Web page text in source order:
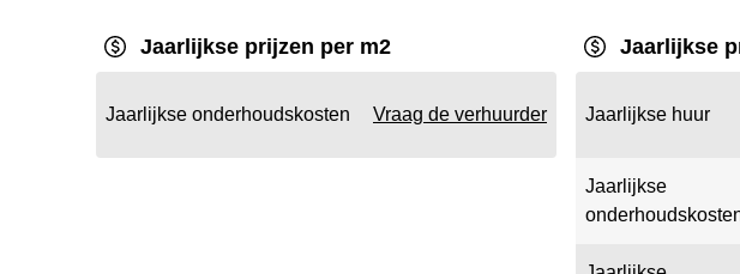
Jaarlijkse prijzen per m2
Jaarlijkse onderhoudskosten Vraag de verhuurder
Jaarlijkse
Jaarlijkse huur
Jaarlijkse